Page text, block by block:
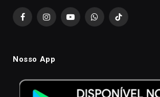
FacebookInstagramYouTubeWhatsAppTikTok
Nosso App